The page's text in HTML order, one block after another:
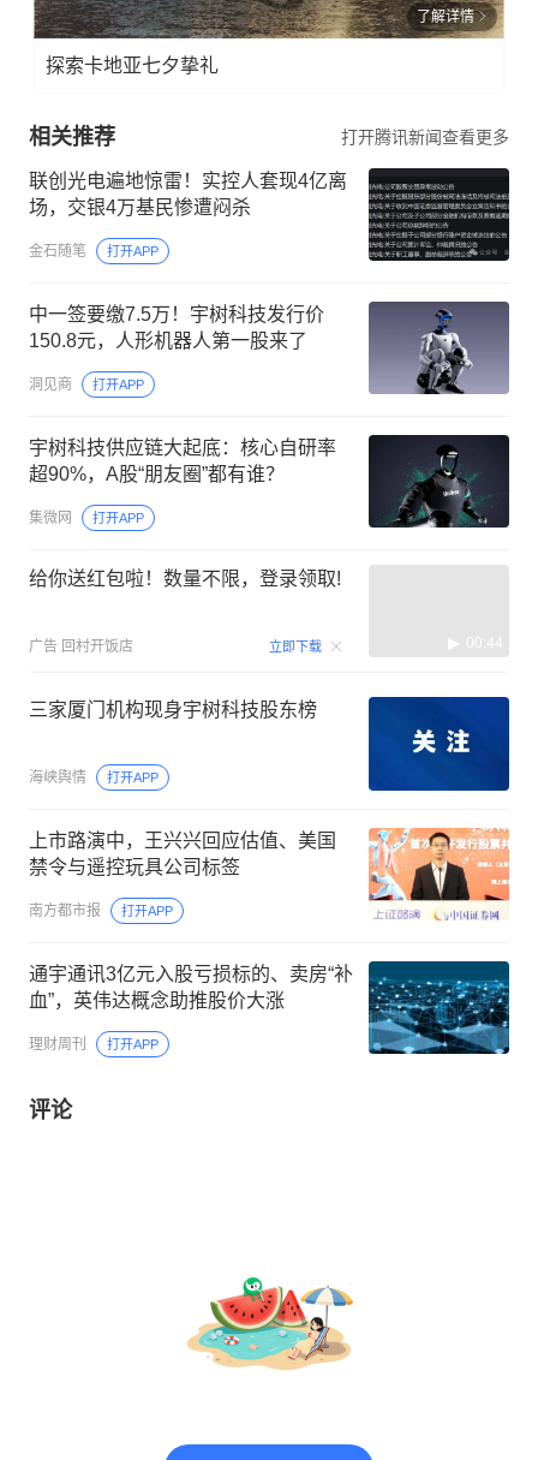
了解详情
探索卡地亚七夕挚礼
相关推荐 打开腾讯新闻查看更多
联创光电遍地惊雷！实控人套现4亿离
场，交银4万基民惨遭闷杀
金石随笔 打开APP
中一签要缴7.5万！宇树科技发行价
150.8元，人形机器人第一股来了
洞见商 打开APP
宇树科技供应链大起底：核心自研率
超90%，A股“朋友圈”都有谁？
集微网 打开APP
给你送红包啦！数量不限，登录领取!
广告 回村开饭店 立即下载 00:44
三家厦门机构现身宇树科技股东榜
海峡舆情 打开APP
上市路演中，王兴兴回应估值、美国
禁令与遥控玩具公司标签
南方都市报 打开APP
通宇通讯3亿元入股亏损标的、卖房“补
血”，英伟达概念助推股价大涨
理财周刊 打开APP
评论